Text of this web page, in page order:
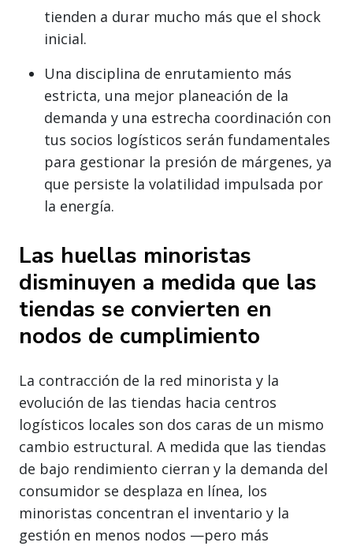
tienden a durar mucho más que el shock
inicial.
Una disciplina de enrutamiento más
estricta, una mejor planeación de la
demanda y una estrecha coordinación con
tus socios logísticos serán fundamentales
para gestionar la presión de márgenes, ya
que persiste la volatilidad impulsada por
la energía.
Las huellas minoristas
disminuyen a medida que las
tiendas se convierten en
nodos de cumplimiento
La contracción de la red minorista y la
evolución de las tiendas hacia centros
logísticos locales son dos caras de un mismo
cambio estructural. A medida que las tiendas
de bajo rendimiento cierran y la demanda del
consumidor se desplaza en línea, los
minoristas concentran el inventario y la
gestión en menos nodos —pero más